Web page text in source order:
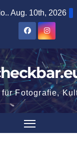
Aug. 10th, 2026
Fotografie,